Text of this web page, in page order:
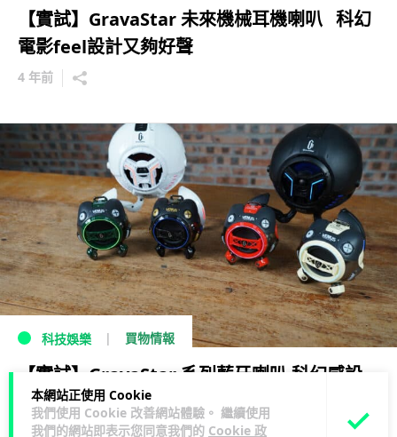
本網站正使用 Cookie
我們使用 Cookie 改善網站體驗。 繼續使用
我們的網站即表示您同意我們的 Cookie 政
【實試】GravaStar 未來機械耳機喇叭 科幻
電影feel設計又夠好聲
4 年前
科技娛樂 買物情報
【實試】GravaStar 系列藍牙喇叭 科幻感設
計 + 六色 LED 呼吸燈
5 年前